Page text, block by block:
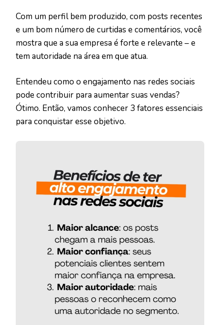
Com um perfil bem produzido, com posts recentes
e um bom número de curtidas e comentários, você
mostra que a sua empresa é forte e relevante – e
tem autoridade na área em que atua.
Entendeu como o engajamento nas redes sociais
pode contribuir para aumentar suas vendas?
Ótimo. Então, vamos conhecer 3 fatores essenciais
para conquistar esse objetivo.